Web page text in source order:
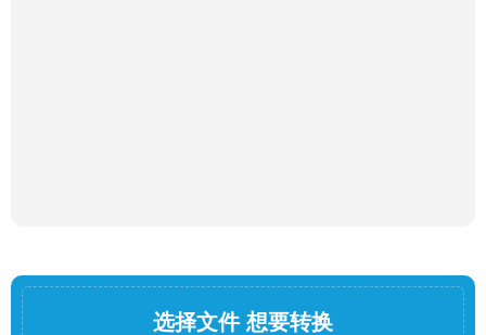
选择文件 想要转换